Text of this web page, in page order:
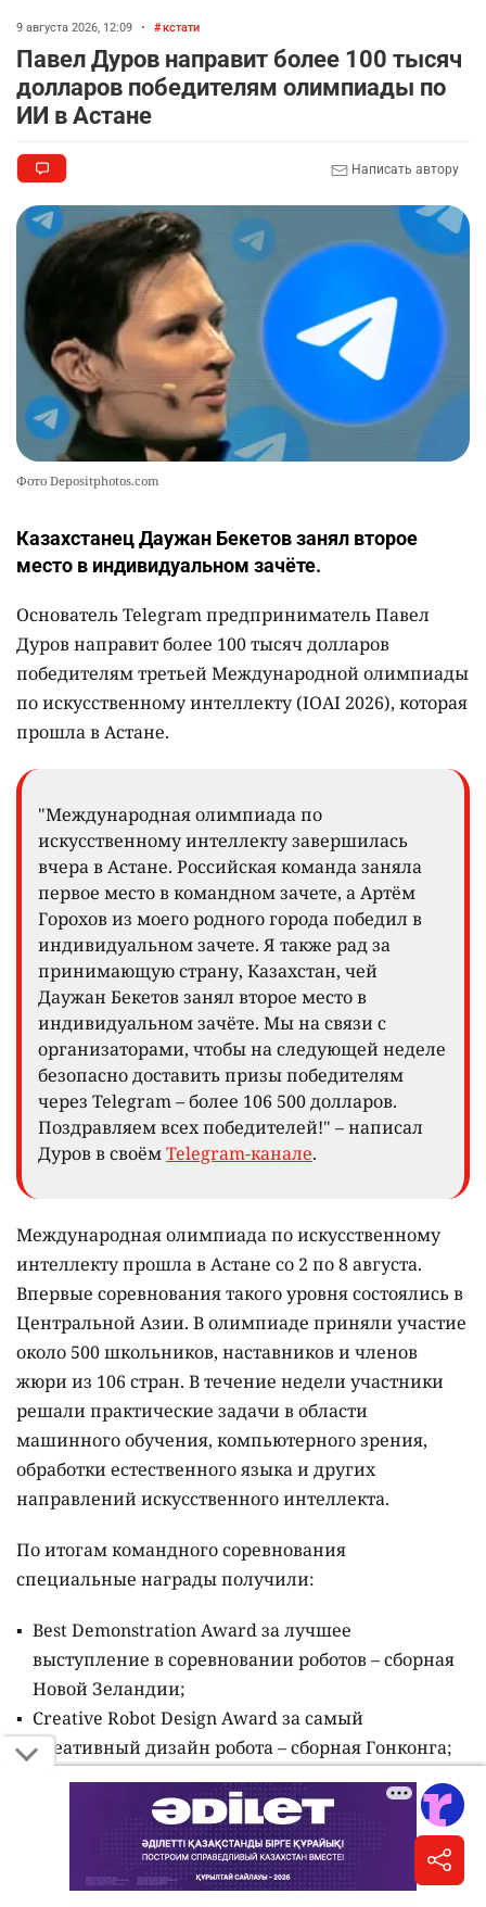
9 августа 2026, 12:09 • кстати
Павел Дуров направит более 100 тысяч
долларов победителям олимпиады по
ИИ в Астане
Написать автору
Фото Depositphotos.com
Казахстанец Даужан Бекетов занял второе
место в индивидуальном зачёте.
Основатель Telegram предприниматель Павел
Дуров направит более 100 тысяч долларов
победителям третьей Международной олимпиады
по искусственному интеллекту (IOAI 2026), которая
прошла в Астане.
"Международная олимпиада по
искусственному интеллекту завершилась
вчера в Астане. Российская команда заняла
первое место в командном зачете, а Артём
Горохов из моего родного города победил в
индивидуальном зачете. Я также рад за
принимающую страну, Казахстан, чей
Даужан Бекетов занял второе место в
индивидуальном зачёте. Мы на связи с
организаторами, чтобы на следующей неделе
безопасно доставить призы победителям
через Telegram – более 106 500 долларов.
Поздравляем всех победителей!" – написал
Дуров в своёмTelegram-канале.
Международная олимпиада по искусственному
интеллекту прошла в Астане со 2 по 8 августа.
Впервые соревнования такого уровня состоялись в
Центральной Азии. В олимпиаде приняли участие
около 500 школьников, наставников и членов
жюри из 106 стран. В течение недели участники
решали практические задачи в области
машинного обучения, компьютерного зрения,
обработки естественного языка и других
направлений искусственного интеллекта.
По итогам командного соревнования
специальные награды получили:
Best Demonstration Award за лучшее
выступление в соревновании роботов – сборная
Новой Зеландии;
Creative Robot Design Award за самый
креативный дизайн робота – сборная Гонконга;
AI-Native Robotics Award за лучшее применение
AI-native подходов в робототехнике – сборная